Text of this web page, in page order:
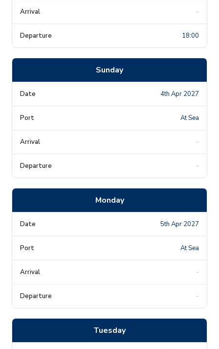
-
18:00
Sunday
4th Apr 2027
At Sea
-
-
Monday
5th Apr 2027
At Sea
-
-
Tuesday